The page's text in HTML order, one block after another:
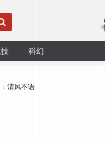
科幻
清风不语